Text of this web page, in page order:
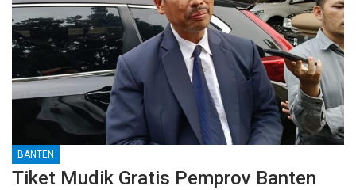
BANTEN
Tiket Mudik Gratis Pemprov Banten